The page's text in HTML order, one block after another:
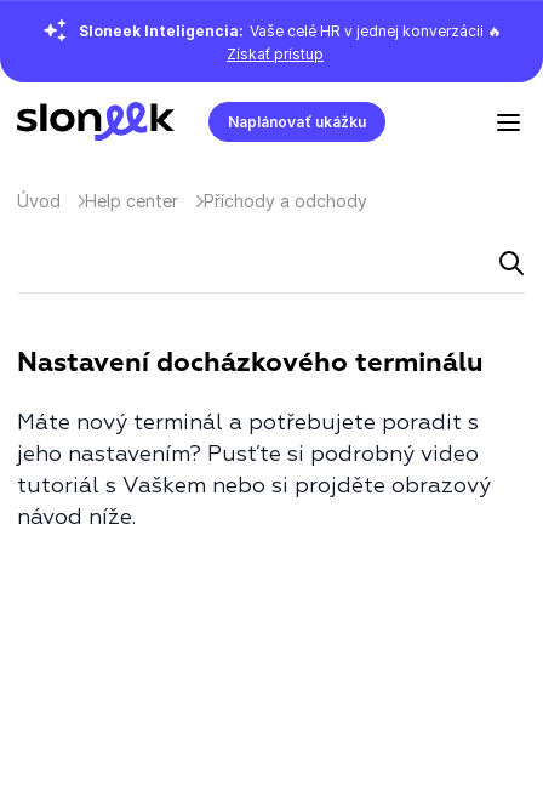
Sloneek Inteligencia: Vaše celé HR v jednej konverzácii 🔥
Získať prístup
Naplánovať ukážku
Úvod Help center Příchody a odchody
Nastavení docházkového terminálu
Máte nový terminál a potřebujete poradit s
jeho nastavením? Pusťte si podrobný video
tutoriál s Vaškem nebo si projděte obrazový
návod níže.